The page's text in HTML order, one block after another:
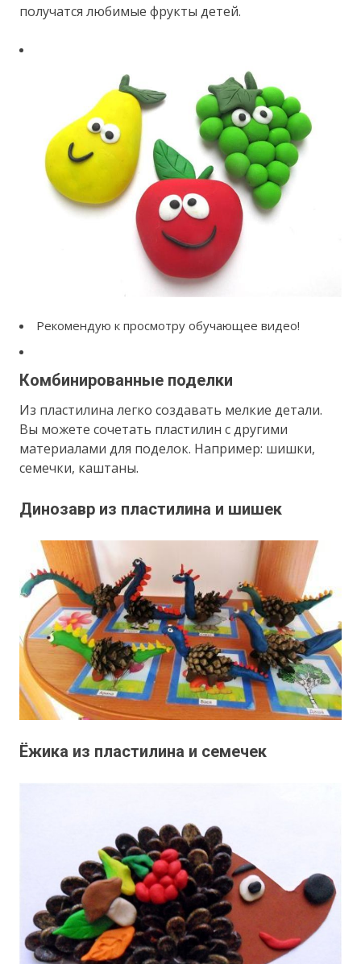
получатся любимые фрукты детей.
Рекомендую к просмотру обучающее видео!
Комбинированные поделки
Из пластилина легко создавать мелкие детали.
Вы можете сочетать пластилин с другими
материалами для поделок. Например: шишки,
семечки, каштаны.
Динозавр из пластилина и шишек
Ёжика из пластилина и семечек